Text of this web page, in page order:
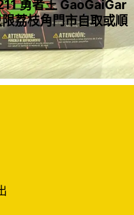
勇者王 GaoGaiGar
荔枝角門市自取或順